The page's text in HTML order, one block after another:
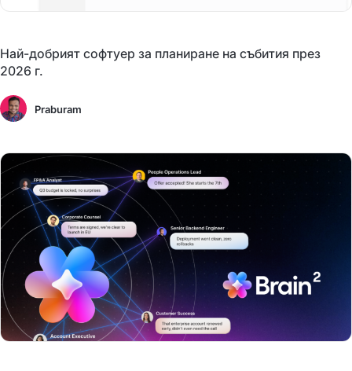
Най-добрият софтуер за планиране на събития през
2026 г.
Praburam